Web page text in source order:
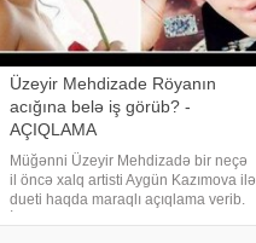
Üzeyir Mehdizade Röyanın
acığına belə iş görüb? -
AÇIQLAMA
Müğənni Üzeyir Mehdizadə bir neçə
il öncə xalq artisti Aygün Kazımova ilə
dueti haqda maraqlı açıqlama verib.